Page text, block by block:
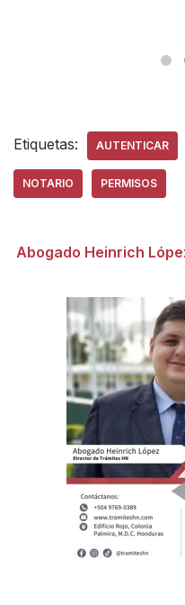
Etiquetas: AUTENTICAR
NOTARIO PERMISOS
Abogado Heinrich